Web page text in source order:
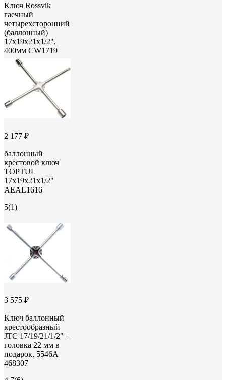
Ключ Rossvik
гаечный
четырехсторонний
(баллонный)
17x19x21x1/2",
400мм CW1719
2 177 ₽
баллонный
крестовой ключ
TOPTUL
17x19x21x1/2"
AEAL1616
5(1)
3 575 ₽
Ключ баллонный
крестообразный
JTC 17/19/21/1/2" +
головка 22 мм в
подарок, 5546A
468307